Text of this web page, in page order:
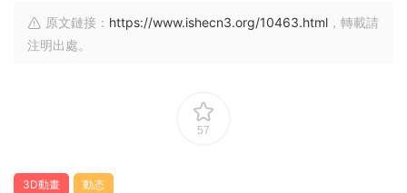
原文鏈接： https://www.ishecn3.org/10463.html ，轉載請
注明出處。
57
3D動畫 動态